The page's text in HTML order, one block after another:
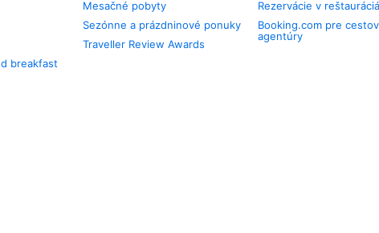
breakfast
Mesačné pobyty
Sezónne a prázdninové ponuky
Traveller Review Awards
Rezervácie v
Booking.com pre
agentúry